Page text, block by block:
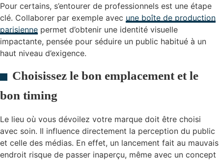
Pour certains, s’entourer de professionnels est une étape
clé. Collaborer par exemple avec une boîte de production
parisienne permet d’obtenir une identité visuelle
impactante, pensée pour séduire un public habitué à un
haut niveau d’exigence.
Choisissez le bon emplacement et le
bon timing
Le lieu où vous dévoilez votre marque doit être choisi
avec soin. Il influence directement la perception du public
et celle des médias. En effet, un lancement fait au mauvais
endroit risque de passer inaperçu, même avec un concept